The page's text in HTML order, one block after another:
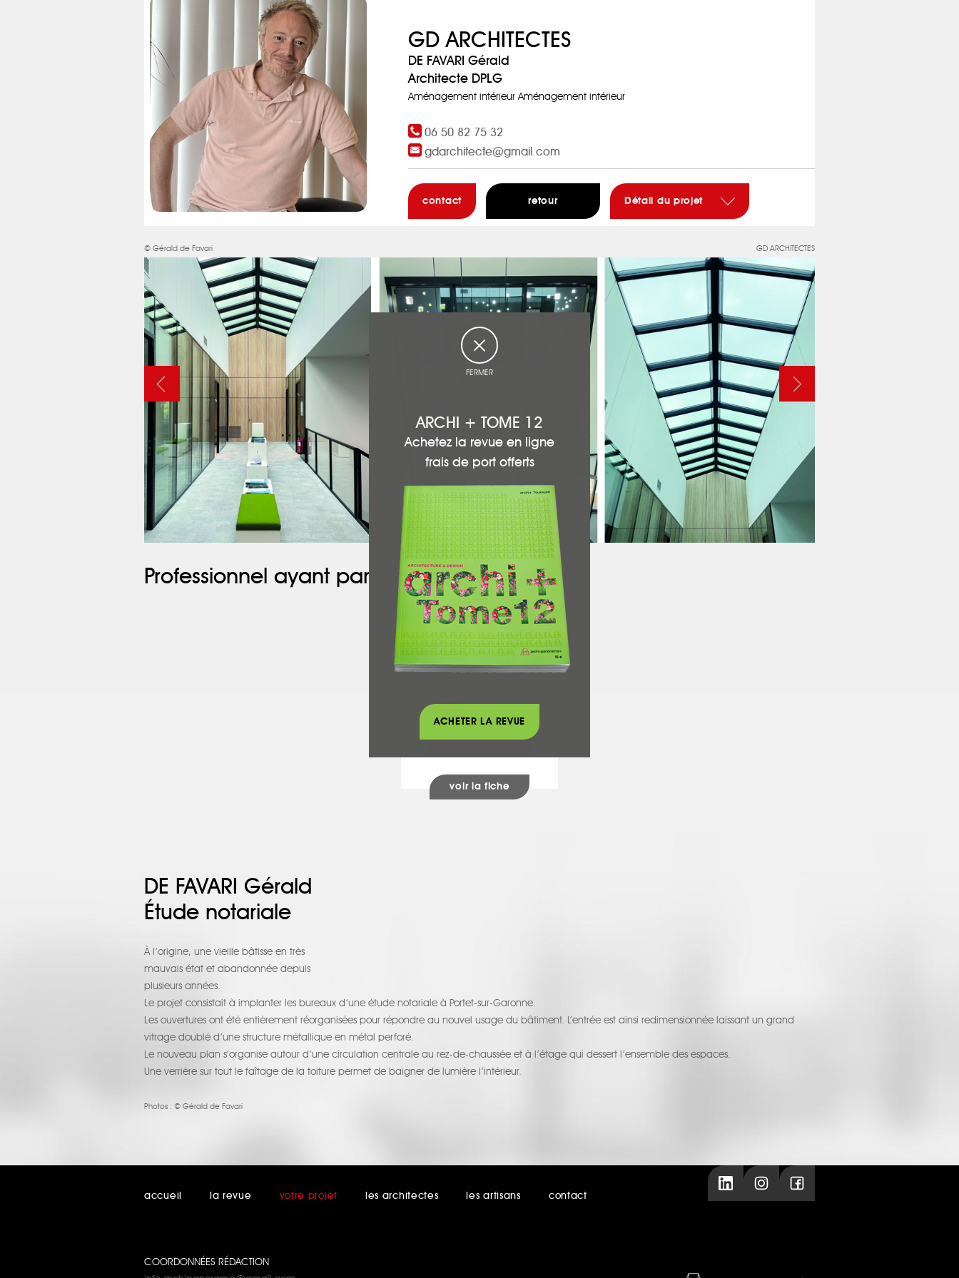
GD ARCHITECTES
DE FAVARI Gérald
Architecte DPLG
Aménagement intérieur Aménagement intérieur
06 50 82 75 32
gdarchitecte@gmail.com
contact retour Détail du projet
© Gérald de Favari GD ARCHITECTES
Professionnel ayant participé à ce projet :
LABASTERE
Fermetures - Vitrages
voir la fiche
DE FAVARI Gérald
Étude notariale
À l’origine, une vieille bâtisse en très
mauvais état et abandonnée depuis
plusieurs années.
Le projet consistait à implanter les bureaux d’une étude notariale à Portet-sur-Garonne.
Les ouvertures ont été entièrement réorganisées pour répondre au nouvel usage du bâtiment. L’entrée est ainsi redimensionnée laissant un grand
vitrage doublé d’une structure métallique en métal perforé.
Le nouveau plan s’organise autour d’une circulation centrale au rez-de-chaussée et à l’étage qui dessert l’ensemble des espaces.
Une verrière sur tout le faîtage de la toiture permet de baigner de lumière l’intérieur.
Photos : © Gérald de Favari
accueil la revue votre projet les architectes les artisans contact
COORDONNÉES RÉDACTION
FERMER
ARCHI + TOME 12
Achetez la revue en ligne
frais de port offerts
ACHETER LA REVUE